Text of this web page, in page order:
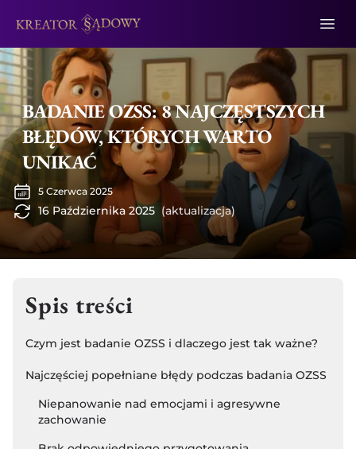
BADANIE OZSS: 8 NAJCZĘSTSZYCH
BŁĘDÓW, KTÓRYCH WARTO
UNIKAĆ
5 Czerwca 2025
16 Października 2025 (aktualizacja)
Spis treści
Czym jest badanie OZSS i dlaczego jest tak ważne?
Najczęściej popełniane błędy podczas badania OZSS
Niepanowanie nad emocjami i agresywne
zachowanie